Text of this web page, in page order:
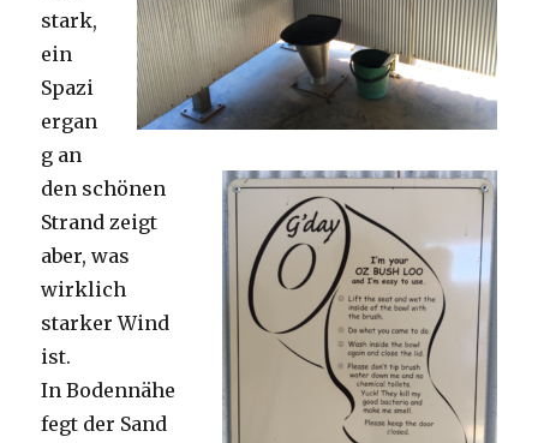
stark,
ein
Spazi
ergan
g an
den schönen
Strand zeigt
aber, was
wirklich
starker Wind
ist.
In Bodennähe
fegt der Sand